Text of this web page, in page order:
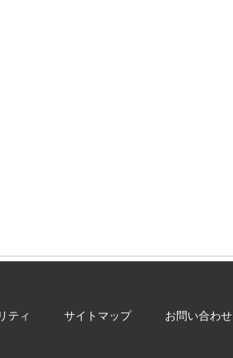
ティ サイトマップ お問い合わせ